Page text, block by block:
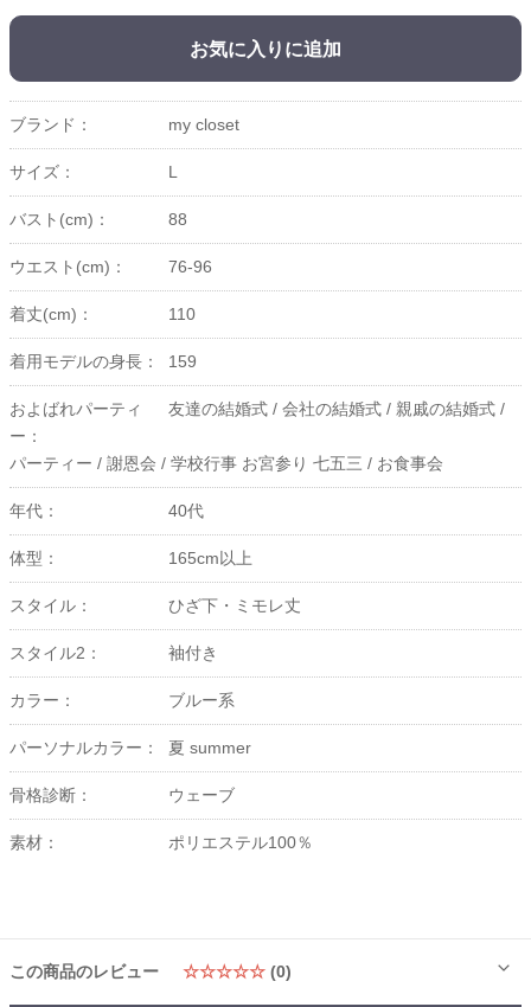
お気に入りに追加
ブランド： my closet
サイズ： L
バスト(cm)： 88
ウエスト(cm)： 76-96
着丈(cm)： 110
着用モデルの身長： 159
およばれパーティ
ー：
友達の結婚式 / 会社の結婚式 / 親戚の結婚式 /
パーティー / 謝恩会 / 学校行事 お宮参り 七五三 / お食事会
年代： 40代
体型： 165cm以上
スタイル： ひざ下・ミモレ丈
スタイル2： 袖付き
カラー： ブルー系
パーソナルカラー： 夏 summer
骨格診断： ウェーブ
素材： ポリエステル100％
この商品のレビュー ☆☆☆☆☆ (0)